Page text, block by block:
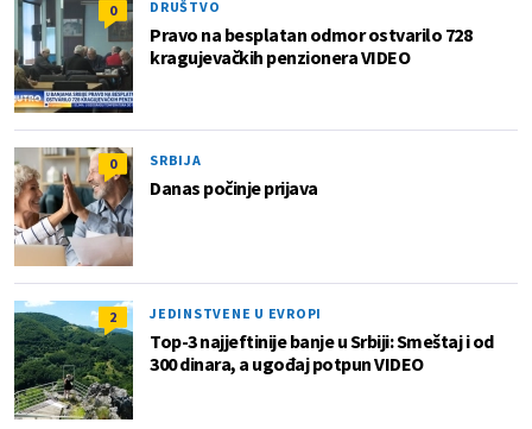
0 DRUŠTVO
Pravo na besplatan odmor ostvarilo 728
kragujevačkih penzionera VIDEO
0 SRBIJA
Danas počinje prijava
2 JEDINSTVENE U EVROPI
Top-3 najjeftinije banje u Srbiji: Smeštaj i od
300 dinara, a ugođaj potpun VIDEO